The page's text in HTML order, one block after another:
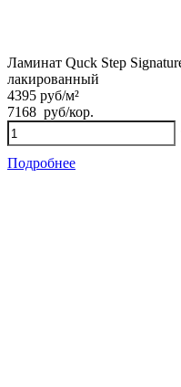
Ламинат Quck Step
лакированный
4395 руб/м²
7168 руб/кор.
Количество
товара
Ламинат
Подробнее